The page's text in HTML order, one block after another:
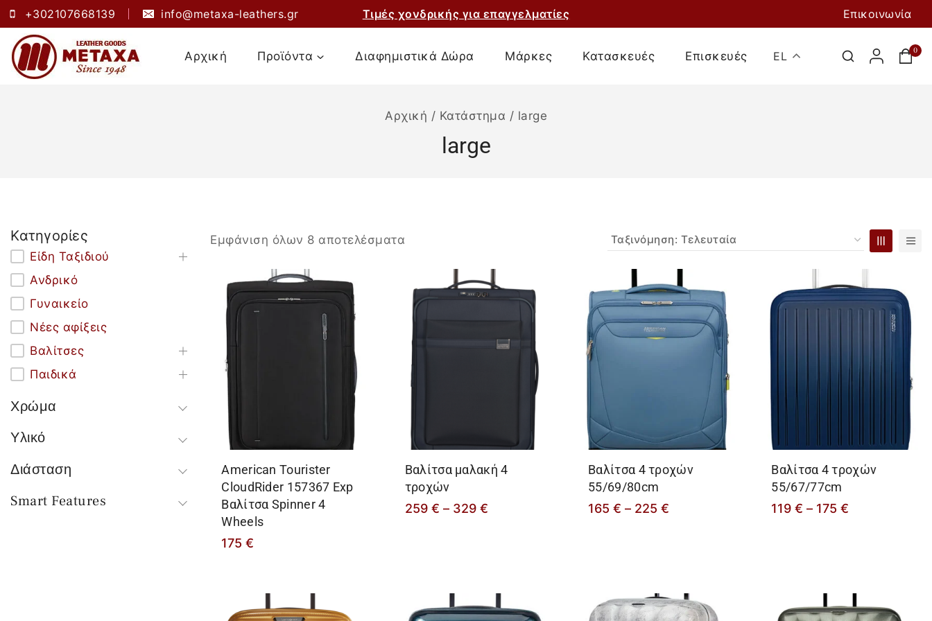
+302107668139 info@metaxa-leathers.gr Τιμές χονδρικής για επαγγελματίες Επικοινωνία
Αρχική Προϊόντα
Καλάθι
Διαφημιστικά Δώρα Μάρκες Κατασκευές Επισκευές EL 0
Αρχική / Κατάστημα / large
large
Εμφάνιση όλων 8 αποτελέσματα
American Tourister
CloudRider 157367 Exp
Βαλίτσα Spinner 4
Wheels
175€
Βαλίτσα μαλακή 4
τροχών
259 € – 329 €
Βαλίτσα 4 τροχών
55/69/80cm
165€ – 225€
Βαλίτσα 4 τροχών
55/67/77cm
119€ – 175€
Κατηγορίες
Είδη Ταξιδιού
Ανδρικό
Γυναικείο
Νέες αφίξεις
Βαλίτσες
Παιδικά
Χρώμα
Υλικό
Διάσταση
Smart Features